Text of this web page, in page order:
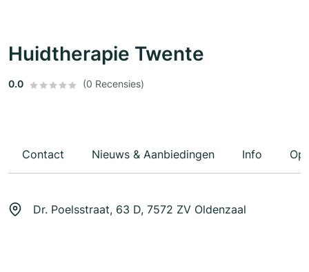
Huidtherapie Twente
0.0 (0 Recensies)
Contact Nieuws & Aanbiedingen Info
Dr. Poelsstraat, 63 D, 7572 ZV Oldenzaal